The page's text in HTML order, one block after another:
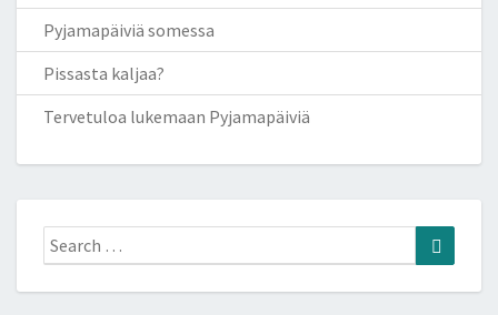
Pyjamapäiviä somessa
Pissasta kaljaa?
Tervetuloa lukemaan Pyjamapäiviä
Search
for:
Search